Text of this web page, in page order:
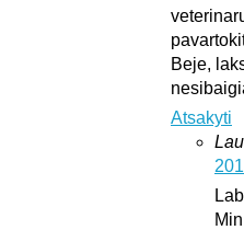
Beje,
Atsakyti